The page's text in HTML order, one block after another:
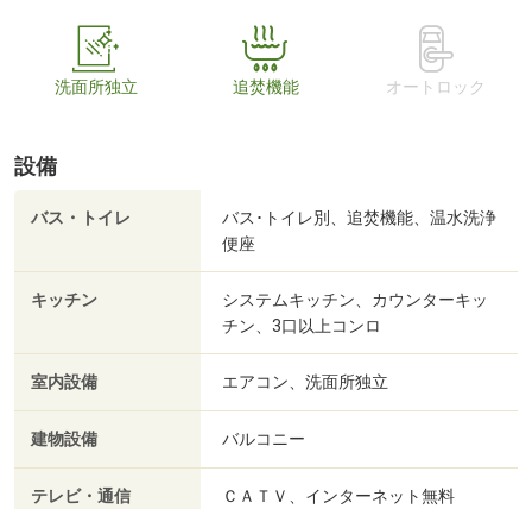
洗面所独立 追焚機能 オートロック
設備
バス・トイレ
バス･トイレ別、追焚機能、温水洗浄
便座
キッチン
システムキッチン、カウンターキッ
チン、3口以上コンロ
室内設備 エアコン、洗面所独立
建物設備 バルコニー
テレビ・通信 ＣＡＴＶ、インターネット無料